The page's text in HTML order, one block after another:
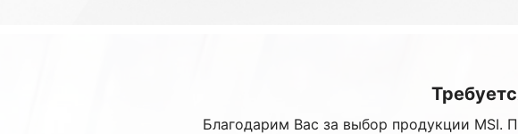
Благодарим Вас за выбор продукции